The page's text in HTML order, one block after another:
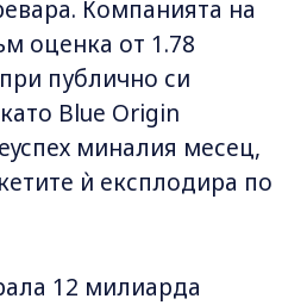
Компанията на
оценка от 1.78
публично си
Blue Origin
миналия месец,
ѝ експлодира по
12 милиарда